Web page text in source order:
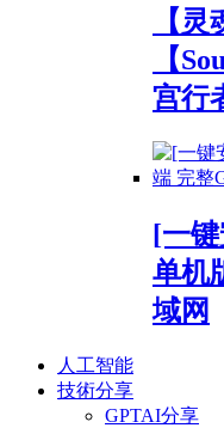
【
【
宫行
[一
单机
域网
人工智能
技術分享
GPTAI分享